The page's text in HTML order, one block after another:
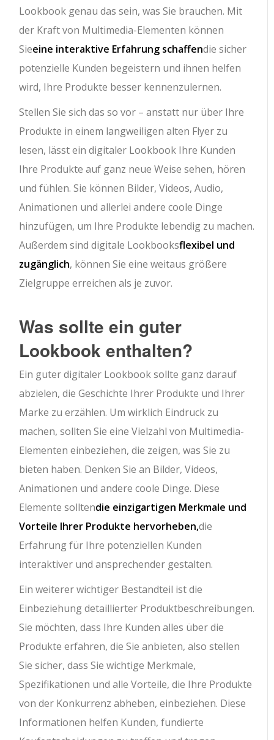
Lookbook genau das sein, was Sie brauchen. Mit
der Kraft von Multimedia-Elementen können
Sieeine interaktive Erfahrung schaffendie sicher
potenzielle Kunden begeistern und ihnen helfen
wird, Ihre Produkte besser kennenzulernen.
Stellen Sie sich das so vor – anstatt nur über Ihre
Produkte in einem langweiligen alten Flyer zu
lesen, lässt ein digitaler Lookbook Ihre Kunden
Ihre Produkte auf ganz neue Weise sehen, hören
und fühlen. Sie können Bilder, Videos, Audio,
Animationen und allerlei andere coole Dinge
hinzufügen, um Ihre Produkte lebendig zu machen.
Außerdem sind digitale Lookbooksflexibel und
zugänglich, können Sie eine weitaus größere
Zielgruppe erreichen als je zuvor.
Was sollte ein guter
Lookbook enthalten?
Ein guter digitaler Lookbook sollte ganz darauf
abzielen, die Geschichte Ihrer Produkte und Ihrer
Marke zu erzählen. Um wirklich Eindruck zu
machen, sollten Sie eine Vielzahl von Multimedia-
Elementen einbeziehen, die zeigen, was Sie zu
bieten haben. Denken Sie an Bilder, Videos,
Animationen und andere coole Dinge. Diese
Elemente solltendie einzigartigen Merkmale und
Vorteile Ihrer Produkte hervorheben,die
Erfahrung für Ihre potenziellen Kunden
interaktiver und ansprechender gestalten.
Ein weiterer wichtiger Bestandteil ist die
Einbeziehung detaillierter Produktbeschreibungen.
Sie möchten, dass Ihre Kunden alles über die
Produkte erfahren, die Sie anbieten, also stellen
Sie sicher, dass Sie wichtige Merkmale,
Spezifikationen und alle Vorteile, die Ihre Produkte
von der Konkurrenz abheben, einbeziehen. Diese
Informationen helfen Kunden, fundierte